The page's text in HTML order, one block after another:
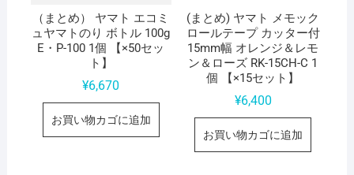
（まとめ） ヤマト エコミ
ュヤマトのり ボトル 100g
E・P-100 1個 【×50セッ
ト】
¥6,670
お買い物カゴに追加
(まとめ) ヤマト メモック
ロールテープ カッター付
15mm幅 オレンジ＆レモ
ン＆ローズ RK-15CH-C 1
個 【×15セット】
¥6,400
お買い物カゴに追加